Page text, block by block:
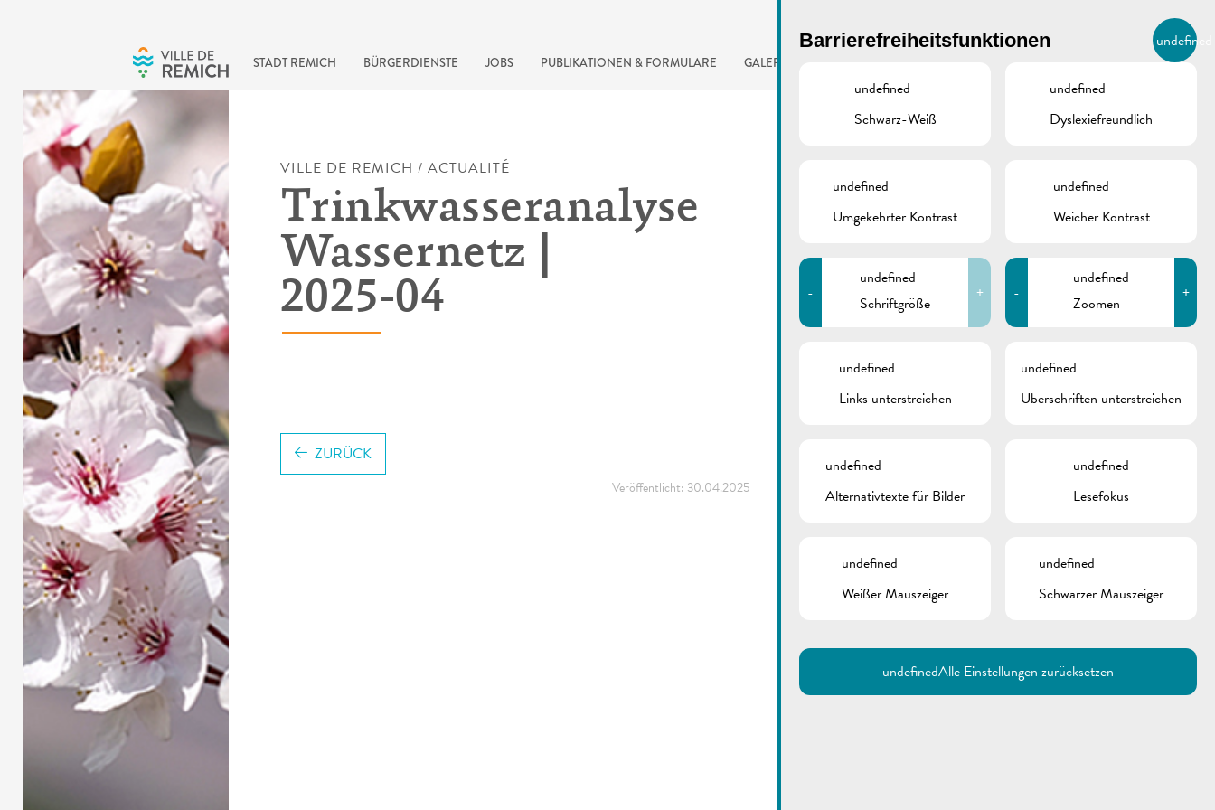
STADT REMICH BÜRGERDIENSTE JOBS PUBLIKATIONEN & FORMULARE GALERIE DE
BIERGER.REMICH.LU
Utilisez la recherche pour
Comme par exemple des contacts, des
informations ou de documents.
VILLE DE REMICH / ACTUALITÉ
Trinkwasseranalyse
Wassernetz |
2025-04
Veröffentlicht: 30.04.2025
ZURÜCK
Barrierefreiheitsfunktionen undefined
undefined
Schwarz-Weiß
undefined
Dyslexiefreundlich
undefined
Umgekehrter Kontrast
undefined
Weicher Kontrast
-
undefined
Schriftgröße
+ -
undefined
Zoomen
+
undefined
Links unterstreichen
undefined
Überschriften unterstreichen
undefined
Alternativtexte für Bilder
undefined
Lesefokus
undefined
Weißer Mauszeiger
undefined
Schwarzer Mauszeiger
undefinedAlle Einstellungen zurücksetzen